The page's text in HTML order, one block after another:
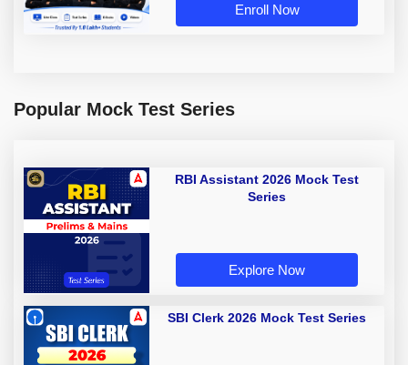
Enroll Now
Popular Mock Test Series
RBI Assistant 2026 Mock Test
Series
Explore Now
SBI Clerk 2026 Mock Test Series